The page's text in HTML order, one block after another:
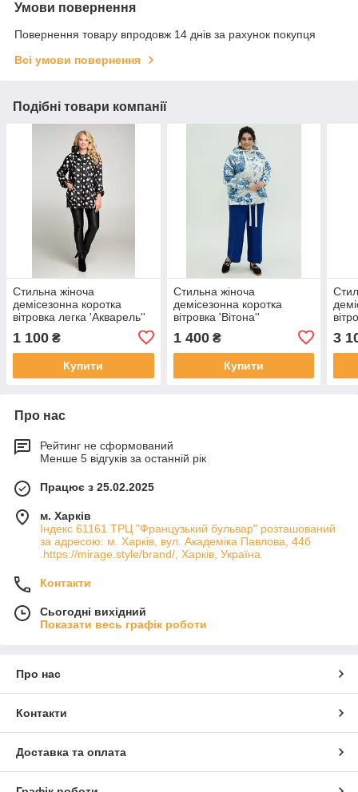
Умови повернення
Повернення товару впродовж 14 днів за рахунок покупця
Всі умови повернення
Подібні товари компанії
Стильна жіноча
демісезонна коротка
вітровка легка 'Акварель''
1 100 ₴
Купити
Стильна жіноча
демісезонна коротка
вітровка 'Вітона''
1 400₴
Купити
3
Про нас
Рейтинг не сформований
Менше 5 відгуків за останній рік
Працює з 25.02.2025
м. Харків
Індекс 61161 ТРЦ "Французький бульвар" розташований
за адресою: м. Харків, вул. Академіка Павлова, 44б
.https://mirage.style/brand/, Харків, Україна
Контакти
Сьогодні вихідний
Показати весь графік роботи
Про нас
Контакти
Доставка та оплата